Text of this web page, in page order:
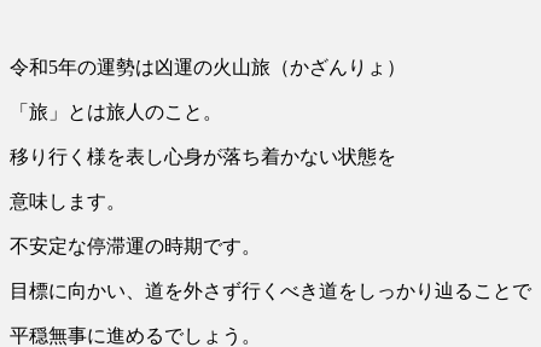
令和5年の運勢は凶運の火山旅（かざんりょ）
「旅」とは旅人のこと。
移り行く様を表し心身が落ち着かない状態を
意味します。
不安定な停滞運の時期です。
目標に向かい、道を外さず行くべき道をしっかり辿ることで
平穏無事に進めるでしょう。